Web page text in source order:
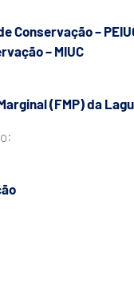
Conservação –
– MIUC
(FMP) da